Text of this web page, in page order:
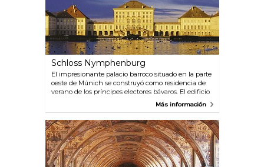
Schloss Nymphenburg
El impresionante palacio barroco situado en la parte
oeste de Múnich se construyó como residencia de
verano de los príncipes electores bávaros. El edificio
principal alberga en la actualidad un museo. En su
más pequeños y un exótico invernadero con una
cafetería. Luis II de Baviera, el "rey Loco", nació en el
castillo de Nymphenburg. Su castillo más famoso, el
castillo de Nauschwanstein, se encuentra en las
espectaculares laderas de los Alpes y es un lugar
magnífico para visitar en un día.
Más información